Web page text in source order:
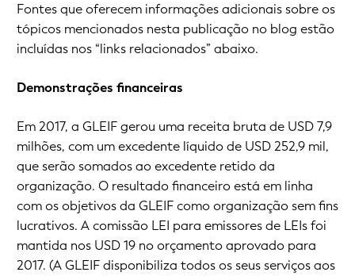
Fontes que oferecem informações adicionais sobre os
tópicos mencionados nesta publicação no blog estão
incluídas nos “links relacionados” abaixo.
Demonstrações financeiras
Em 2017, a GLEIF gerou uma receita bruta de USD 7,9
milhões, com um excedente líquido de USD 252,9 mil,
que serão somados ao excedente retido da
organização. O resultado financeiro está em linha
com os objetivos da GLEIF como organização sem fins
lucrativos. A comissão LEI para emissores de LEIs foi
mantida nos USD 19 no orçamento aprovado para
2017. (A GLEIF disponibiliza todos os seus serviços aos